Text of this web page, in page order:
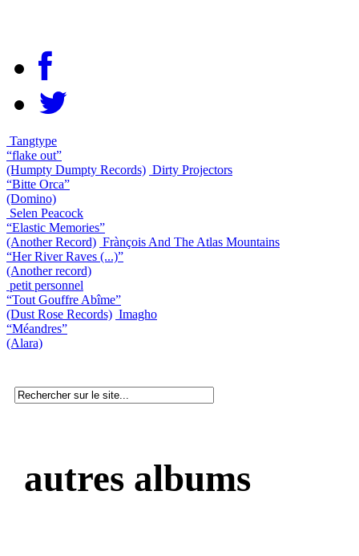
Tangtype
“flake out”
(Humpty Dumpty Records) Dirty Projectors
“Bitte Orca”
(Domino)
Selen Peacock
“Elastic Memories”
(Another Record) Frànçois And The Atlas Mountains
“Her River Raves (...)”
(Another record)
petit personnel
“Tout Gouffre Abîme”
(Dust Rose Records) Imagho
“Méandres”
(Alara)
autres albums